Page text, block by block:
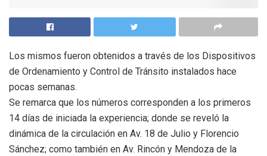
Los mismos fueron obtenidos a través de los Dispositivos
de Ordenamiento y Control de Tránsito instalados hace
pocas semanas.
Se remarca que los números corresponden a los primeros
14 días de iniciada la experiencia; donde se reveló la
dinámica de la circulación en Av. 18 de Julio y Florencio
Sánchez; como también en Av. Rincón y Mendoza de la